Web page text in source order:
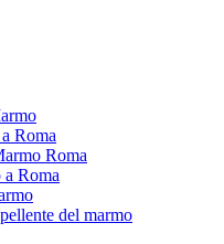
Roma
Roma
Roma
del marmo